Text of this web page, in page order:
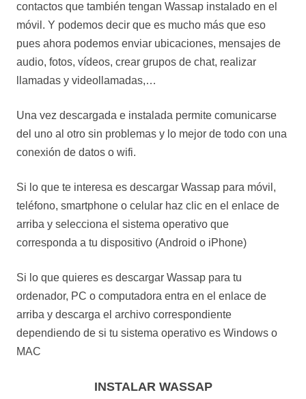
contactos que también tengan Wassap instalado en el
móvil. Y podemos decir que es mucho más que eso
pues ahora podemos enviar ubicaciones, mensajes de
audio, fotos, vídeos, crear grupos de chat, realizar
llamadas y videollamadas,…
Una vez descargada e instalada permite comunicarse
del uno al otro sin problemas y lo mejor de todo con una
conexión de datos o wifi.
Si lo que te interesa es descargar Wassap para móvil,
teléfono, smartphone o celular haz clic en el enlace de
arriba y selecciona el sistema operativo que
corresponda a tu dispositivo (Android o iPhone)
Si lo que quieres es descargar Wassap para tu
ordenador, PC o computadora entra en el enlace de
arriba y descarga el archivo correspondiente
dependiendo de si tu sistema operativo es Windows o
MAC
INSTALAR WASSAP